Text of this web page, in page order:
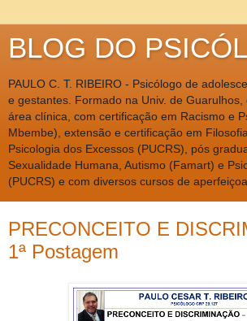
BLOG DO
PAULO C. T. RIBEIRO - Psicólogo de
e gestantes. Formado na Univ. de Guarulhos,
área clínica, com certificação em Racismo e
Mbembe), extensão e certificação em
Psicologia dos Excessos (PUCRS), pós
Sexualidade Humana, Autismo (Famart) e
(PUCRS) e com diversos cursos de
PRECONCEITO E
1ª Postagem